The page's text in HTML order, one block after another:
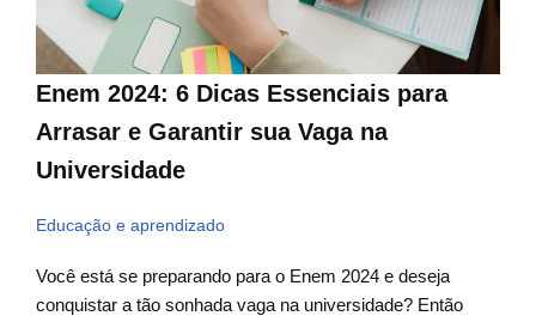
Enem 2024: 6 Dicas Essenciais para
Arrasar e Garantir sua Vaga na
Universidade
Educação e aprendizado
Você está se preparando para o Enem 2024 e deseja
conquistar a tão sonhada vaga na universidade? Então